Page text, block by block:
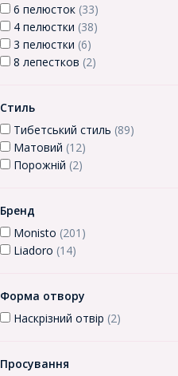
6 пелюсток (33)
4 пелюстки (38)
3 пелюстки (6)
8 лепестков (2)
Стиль
Тибетський стиль (89)
Матовий (12)
Порожній (2)
Бренд
Monisto (201)
Liadoro (14)
Форма отвору
Наскрізний отвір (2)
Просування